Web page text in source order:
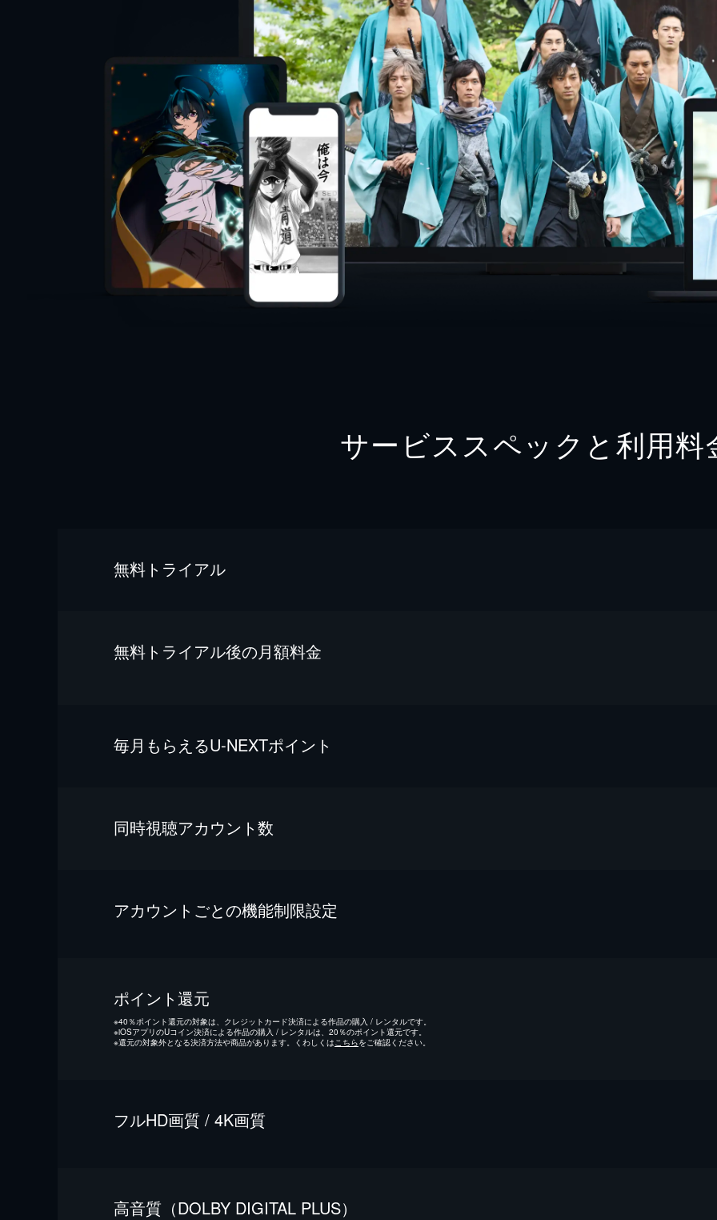
サービススペックと利用料
無料トライアル
無料トライアル後の⽉額料金
毎⽉もらえるU-NEXTポイント
同時視聴アカウント数
アカウントごとの機能制限設定
ポイント還元
※40％ポイント還元の対象は、クレジットカード決済による作品の購入 / レンタルです。
※iOSアプリのUコイン決済による作品の購入 / レンタルは、20％のポイント還元です。
※還元の対象外となる決済方法や商品があります。くわしくは こちらをご確認ください。
フルHD画質 / 4K画質
⾼⾳質（DOLBY DIGITAL PLUS）